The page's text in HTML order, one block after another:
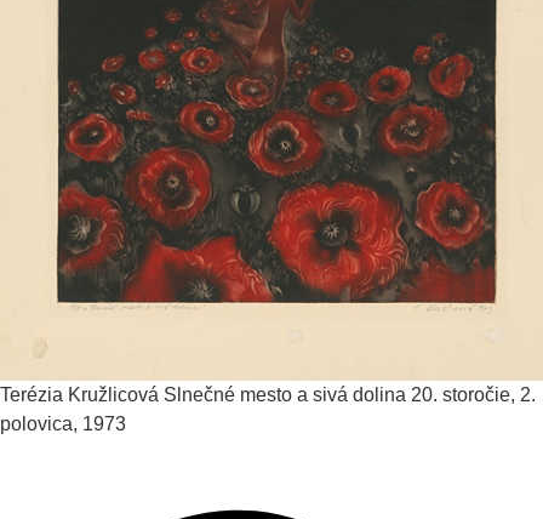
Terézia Kružlicová Slnečné mesto a sivá dolina 20. storočie, 2.
polovica, 1973